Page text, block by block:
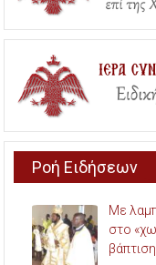
Ροή Ειδήσεων
Με
στο
βάπτιση.